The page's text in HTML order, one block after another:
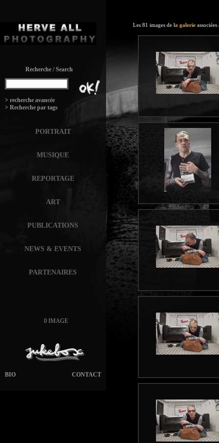
Recherche / Search
> recherche avancée
> Recherche par tags
PORTRAIT
MUSIQUE
REPORTAGE
ART
PUBLICATIONS
NEWS & EVENTS
PARTENAIRES
0 IMAGE
CONTACT
BIO
Les 81 images de la galerie